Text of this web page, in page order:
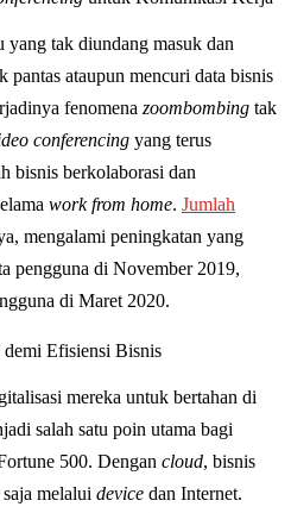
yang tak diundang masuk dan
ataupun mencuri data bisnis
fenomena zoombombing tak
conferencing yang terus
bisnis berkolaborasi dan
work from home. Jumlah
mengalami peningkatan yang
pengguna di November 2019,
di Maret 2020.
demi Efisiensi Bisnis
mereka untuk bertahan di
salah satu poin utama bagi
500. Dengan cloud, bisnis
melalui device dan Internet.